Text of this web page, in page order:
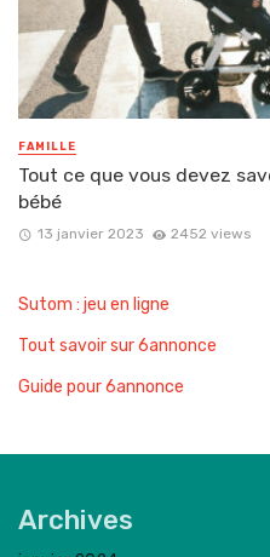
FAMILLE
Tout ce que vous devez
bébé
13 janvier 2023 2452 views
Sutom : jeu en ligne
Tout savoir sur 6annonce
Guide pour 6annonce
Archives